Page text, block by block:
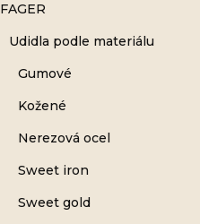
FAGER
Udidla podle materiálu
Gumové
Kožené
Nerezová ocel
Sweet iron
Sweet gold